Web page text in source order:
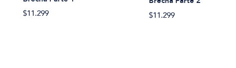
$11.299
$11.299